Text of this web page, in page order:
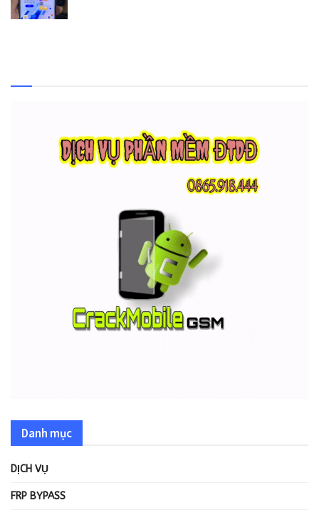
Danh mục
DỊCH VỤ
FRP BYPASS